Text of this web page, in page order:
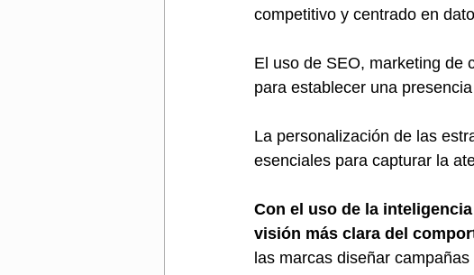
competitivo y centrado en
El uso de SEO, marketing de
para establecer una
La personalización de las
esenciales para capturar la
Con el uso de la
visión más clara del
las marcas diseñar